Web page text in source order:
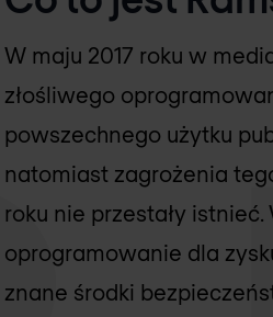
W maju 2017 roku w
złośliwego
powszechnego użytku
natomiast zagrożenia
roku nie przestały
oprogramowanie dla
znane środki